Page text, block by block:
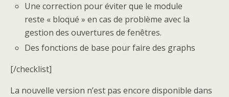
Une correction pour éviter que le module
reste « bloqué » en cas de problème avec la
gestion des ouvertures de fenêtres.
Des fonctions de base pour faire des graphs
[/checklist]
La nouvelle version n’est pas encore disponible dans